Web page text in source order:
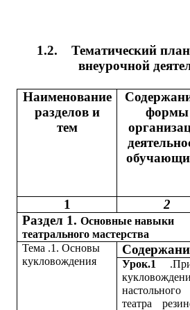
1.2.
Тематический
внеурочной
Наименование
разделов и
тем
формы
1
2
Раздел 1.Основные навыки
театрального мастерства
Тема .1. Основы
кукловождения
Урок.1
настольного
театра